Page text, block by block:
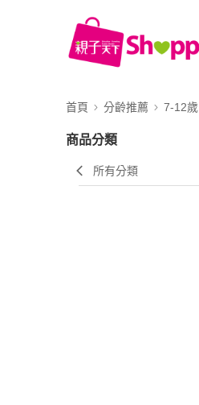
首頁 分齡推薦 7-12歲
商品分類
所有分類